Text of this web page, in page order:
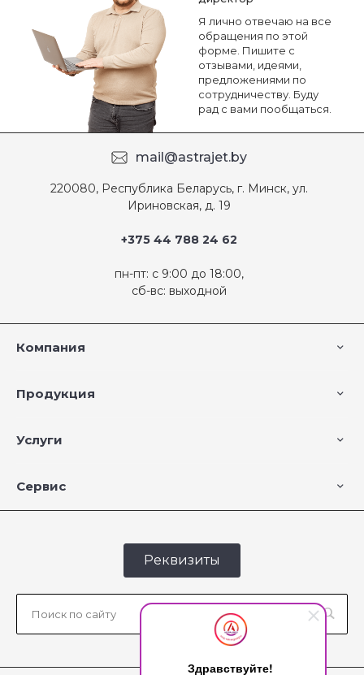
Здравствуйте!
Я лично отвечаю на все
обращения по этой
форме. Пишите с
отзывами, идеями,
предложениями по
сотрудничеству. Буду
рад с вами пообщаться.
mail@astrajet.by
220080, Республика Беларусь, г. Минск, ул.
Ириновская, д. 19
+375 44 788 24 62
пн-пт: с 9:00 до 18:00,
сб-вс: выходной
Компания
Продукция
Услуги
Сервис
Реквизиты